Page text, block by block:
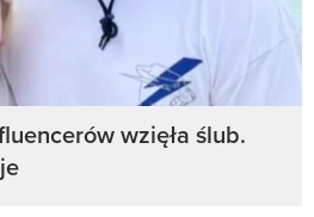
wzięła ślub.